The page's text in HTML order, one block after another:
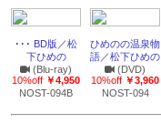
･･･ BD版／松
下ひめの
(Blu-ray)
10%off ￥4,950
NOST-094B
ひめのの温泉物
語／松下ひめの
(DVD)
10%off ￥3,960
NOST-094